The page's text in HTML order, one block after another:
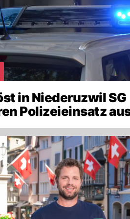
in Niederuzwil SG
Polizeieinsatz